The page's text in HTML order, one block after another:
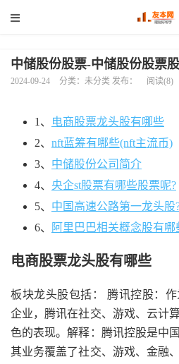
中储股份股票-中储股份股票
2024-09-24 分类：未分类 发布： 阅读(8)
1、
电商股票龙头股有哪些
2、 nft蓝筹有哪些(nft主流币)
3、 中储股份公司简介
4、 央企st股票有哪些股票呢?
5、 中国高速公路第一龙头股
6、
阿里巴巴相关概念股有哪
电商股票龙头股有哪些
板块龙头股包括： 腾讯控股：
企业，腾讯在社交、游戏、云计
色的表现。解释：腾讯控股是中
其业务覆盖了社交、游戏、金融